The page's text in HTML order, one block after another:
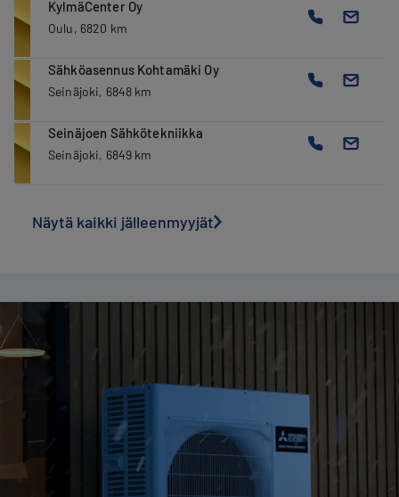
KylmäCenter Oy
Oulu, 6820 km
Sähköasennus Kohtamäki Oy
Seinäjoki, 6848 km
Seinäjoen Sähkötekniikka
Seinäjoki, 6849 km
Näytä kaikki jälleenmyyjät